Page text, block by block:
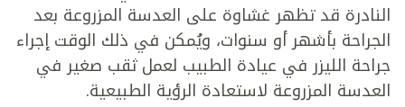
النادرة قد تظهر غشاوة على العدسة المزروعة بعد
الجراحة بأشهر أو سنوات، ويُمكن في ذلك الوقت إجراء
جراحة الليزر في عيادة الطبيب لعمل ثقب صغير في
العدسة المزروعة لاستعادة الرؤية الطبيعية.